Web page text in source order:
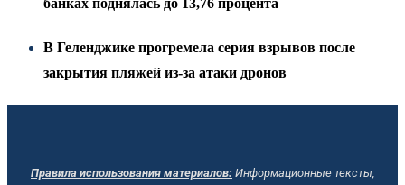
В Геленджике прогремела серия взрывов после
закрытия пляжей из-за атаки дронов
Правила использования материалов: Информационные тексты,